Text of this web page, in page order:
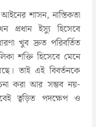
শাসন, নাস্তিকতা
প্রধান ইস্যু হিসেবে
খুব দ্রুত পরিবর্তিত
শক্তি হিসেবে মেনে
তাই এই বিবর্তনকে
করা আর সম্ভব নয়-
ত্বড়িত পদক্ষেপ ও